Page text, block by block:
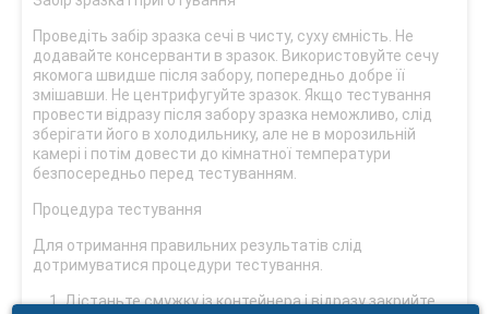
Проведіть забір зразка сечі в чисту, суху ємність. Не
додавайте консерванти в зразок. Використовуйте сечу
якомога швидше після забору, попередньо добре її
змішавши. Не центрифугуйте зразок. Якщо тестування
провести відразу після забору зразка неможливо, слід
зберігати його в холодильнику, але не в морозильній
камері і потім довести до кімнатної температури
безпосередньо перед тестуванням.
Процедура тестування
Для отримання правильних результатів слід
дотримуватися процедури тестування.
Дістаньте смужку із контейнера і відразу закрийте